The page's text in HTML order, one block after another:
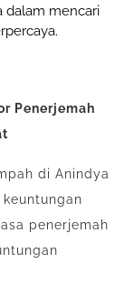
dalam mencari
Penerjemah
di Anindya
penerjemah